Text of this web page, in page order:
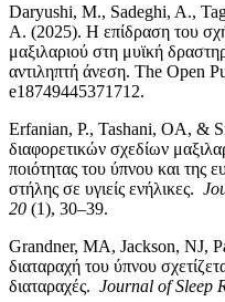
Daryushi, M., Sadeghi, A.,
A. (2025). Η επίδραση του
μαξιλαριού στη μυϊκή
αντιληπτή άνεση. The Open
e18749445371712.
Erfanian, P., Tashani, OA, &
διαφορετικών σχεδίων
ποιότητας του ύπνου και της
στήλης σε υγιείς ενήλικες.
20 (1), 30–39.
Grandner, MA, Jackson, NJ,
διαταραχή του ύπνου
διαταραχές. Journal of Sleep